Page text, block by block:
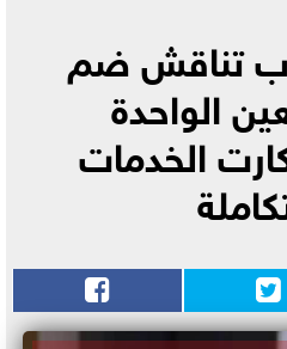
تناقش ضم
الواحدة
الخدمات